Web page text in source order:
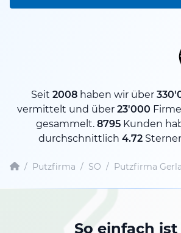
Seit 2008 haben wir über
vermittelt und über 23'000
gesammelt. 8795 Kunden
durchschnittlich 4.72
/ Putzfirma / SO / Putzfirma
So einfach ist